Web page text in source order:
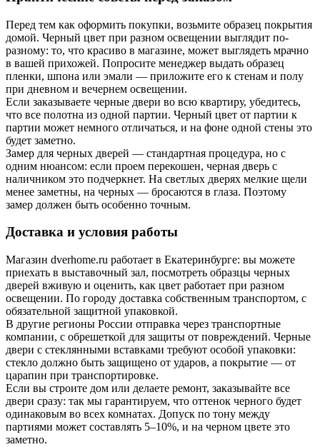
Перед тем как оформить покупки, возьмите образец покрытия
домой. Черный цвет при разном освещении выглядит по-
разному: то, что красиво в магазине, может выглядеть мрачно
в вашей прихожей. Попросите менеджер выдать образец
пленки, шпона или эмали — приложите его к стенам и полу
при дневном и вечернем освещении.
Если заказываете черные двери во всю квартиру, убедитесь,
что все полотна из одной партии. Черный цвет от партии к
партии может немного отличаться, и на фоне одной стены это
будет заметно.
Замер для черных дверей — стандартная процедура, но с
одним нюансом: если проем перекошен, черная дверь с
наличником это подчеркнет. На светлых дверях мелкие щели
менее заметны, на черных — бросаются в глаза. Поэтому
замер должен быть особенно точным.
Доставка и условия работы
Магазин dverhome.ru работает в Екатеринбурге: вы можете
приехать в выставочный зал, посмотреть образцы черных
дверей вживую и оценить, как цвет работает при разном
освещении. По городу доставка собственным транспортом, с
обязательной защитной упаковкой.
В другие регионы России отправка через транспортные
компании, с обрешеткой для защиты от повреждений. Черные
двери с стеклянными вставками требуют особой упаковки:
стекло должно быть защищено от ударов, а покрытие — от
царапин при транспортировке.
Если вы строите дом или делаете ремонт, заказывайте все
двери сразу: так мы гарантируем, что оттенок черного будет
одинаковым во всех комнатах. Допуск по тону между
партиями может составлять 5–10%, и на черном цвете это
заметно.